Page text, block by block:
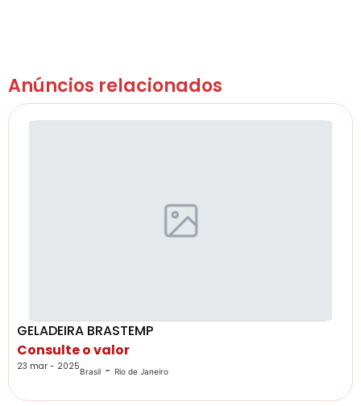
Anúncios relacionados
GELADEIRA BRASTEMP
Consulte o valor
23 mar - 2025Brasil - Rio de Janeiro